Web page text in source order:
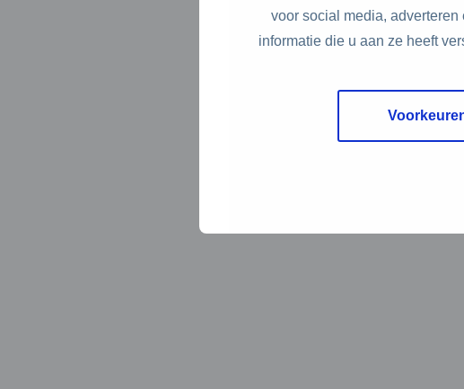
voor social media,
informatie die u aan ze heeft